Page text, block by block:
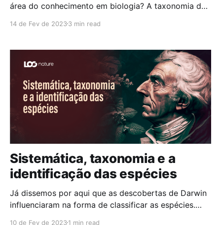
área do conhecimento em biologia? A taxonomia das
morfologia floral, mas também se utiliza de
como pelos e tricomas), do estudo do pólen, da
anatomia e da fitoquímica,
14 de Fev de 20233 min read
Sistemática, taxonomia e a
identificação das espécies
Já dissemos por aqui que as descobertas de Darwin
influenciaram na forma de classificar as espécies.
10 de Fev de 20231 min read